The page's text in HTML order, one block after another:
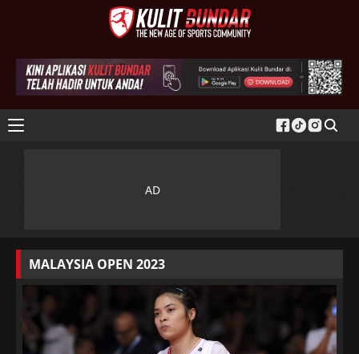
MALAYSIA OPEN 2023